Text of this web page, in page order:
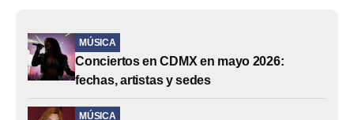
MÚSICA
Conciertos en CDMX en mayo 2026:
fechas, artistas y sedes
MÚSICA